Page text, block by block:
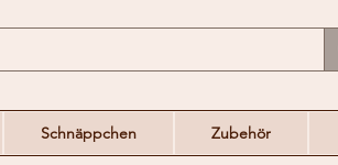
Schnäppchen Zubehör